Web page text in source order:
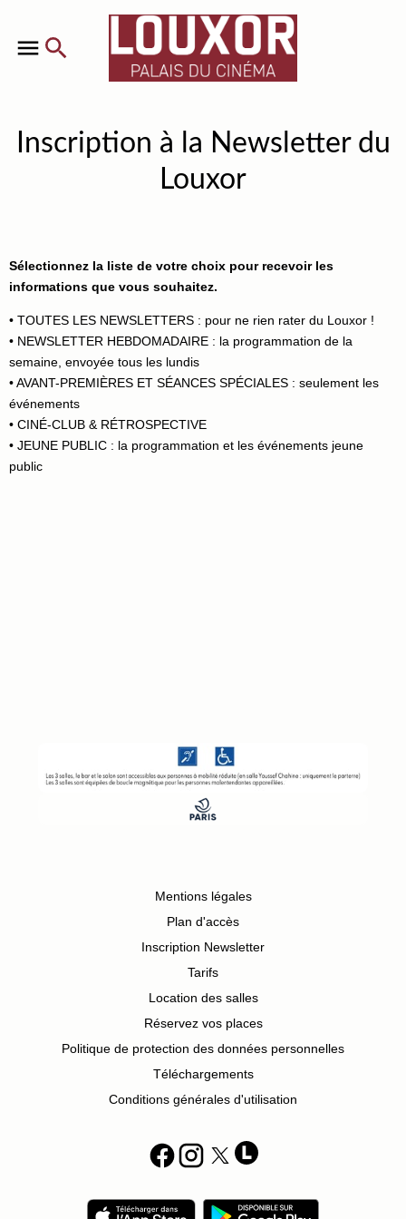
Inscription à la Newsletter du
Louxor
Sélectionnez la liste de votre choix pour recevoir les
informations que vous souhaitez.
• TOUTES LES NEWSLETTERS : pour ne rien rater du Louxor !
• NEWSLETTER HEBDOMADAIRE : la programmation de la
semaine, envoyée tous les lundis
• AVANT-PREMIÈRES ET SÉANCES SPÉCIALES : seulement les
événements
• CINÉ-CLUB & RÉTROSPECTIVE
• JEUNE PUBLIC : la programmation et les événements jeune
public
Mentions légales
Plan d'accès
Inscription Newsletter
Tarifs
Location des salles
Réservez vos places
Politique de protection des données personnelles
Téléchargements
Conditions générales d'utilisation